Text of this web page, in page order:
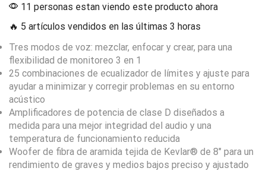
11 personas estan viendo este producto ahora
🔥 5 artículos vendidos en las últimas 3 horas
Tres modos de voz: mezclar, enfocar y crear, para una
flexibilidad de monitoreo 3 en 1
25 combinaciones de ecualizador de límites y ajuste para
ayudar a minimizar y corregir problemas en su entorno
acústico
Amplificadores de potencia de clase D diseñados a
medida para una mejor integridad del audio y una
temperatura de funcionamiento reducida
Woofer de fibra de aramida tejida de Kevlar® de 8″ para un
rendimiento de graves y medios bajos preciso y ajustado